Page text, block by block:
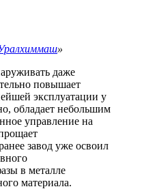
»
даже
повышает
эксплуатации у
обладает небольшим
управление на
завод уже освоил
в металле
материала.